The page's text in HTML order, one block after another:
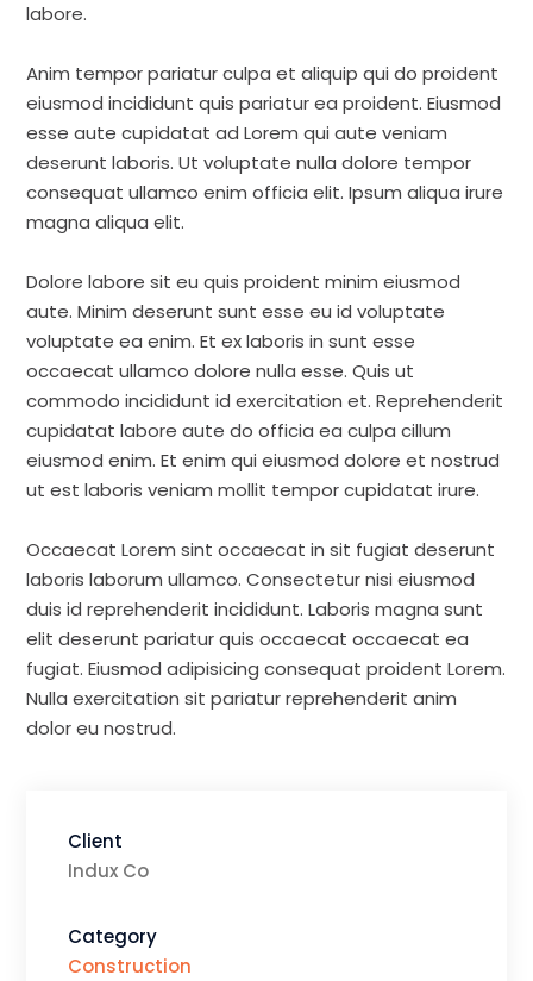
labore.
Anim tempor pariatur culpa et aliquip qui do proident
eiusmod incididunt quis pariatur ea proident. Eiusmod
esse aute cupidatat ad Lorem qui aute veniam
deserunt laboris. Ut voluptate nulla dolore tempor
consequat ullamco enim officia elit. Ipsum aliqua irure
magna aliqua elit.
Dolore labore sit eu quis proident minim eiusmod
aute. Minim deserunt sunt esse eu id voluptate
voluptate ea enim. Et ex laboris in sunt esse
occaecat ullamco dolore nulla esse. Quis ut
commodo incididunt id exercitation et. Reprehenderit
cupidatat labore aute do officia ea culpa cillum
eiusmod enim. Et enim qui eiusmod dolore et nostrud
ut est laboris veniam mollit tempor cupidatat irure.
Occaecat Lorem sint occaecat in sit fugiat deserunt
laboris laborum ullamco. Consectetur nisi eiusmod
duis id reprehenderit incididunt. Laboris magna sunt
elit deserunt pariatur quis occaecat occaecat ea
fugiat. Eiusmod adipisicing consequat proident Lorem.
Nulla exercitation sit pariatur reprehenderit anim
dolor eu nostrud.
Client
Indux Co
Category
Construction